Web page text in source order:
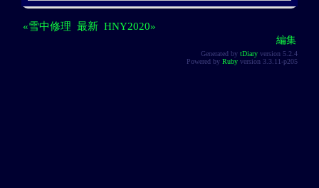
«雪中修理 最新 HNY2020»
編集
Generated by tDiary version 5.2.4
Powered by Ruby version 3.3.11-p205